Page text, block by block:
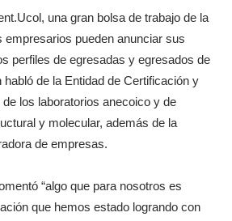
una gran bolsa de trabajo de la
empresarios pueden anunciar sus
perfiles de egresadas y egresados de
habló de la Entidad de Certificación y
los laboratorios anecoico y de
y molecular, además de la
de empresas.
“algo que para nosotros es
que hemos estado logrando con